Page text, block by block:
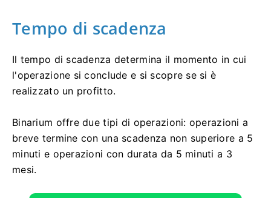
Tempo di scadenza
Il tempo di scadenza determina il momento in cui
l'operazione si conclude e si scopre se si è
realizzato un profitto.
Binarium offre due tipi di operazioni: operazioni a
breve termine con una scadenza non superiore a 5
minuti e operazioni con durata da 5 minuti a 3
mesi.